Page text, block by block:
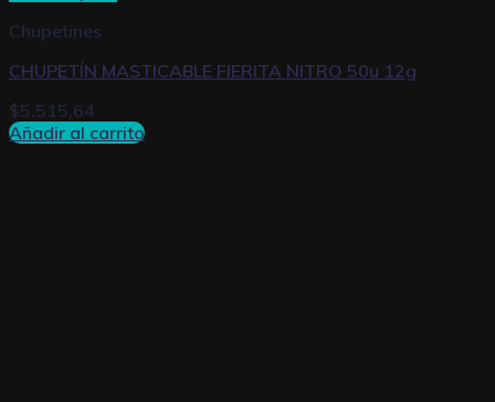
Chupetines
CHUPETÍN MASTICABLE FIERITA NITRO 50u 12g
$5.515,64
Añadir al carrito